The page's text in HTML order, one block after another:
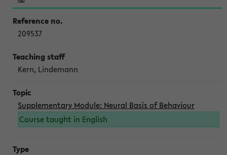
209537
Kern, Lindemann
Supplementary Module: Neural Basis of Behaviour
Course taught in English